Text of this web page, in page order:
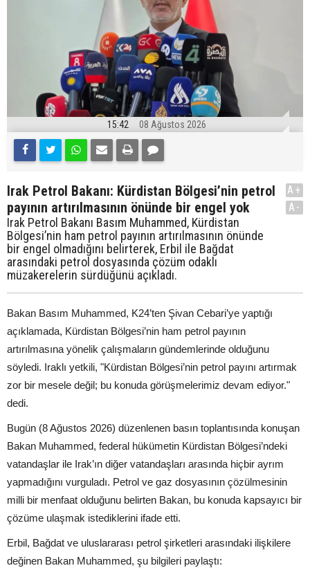
15:42 08 Ağustos 2026
Irak Petrol Bakanı: Kürdistan Bölgesi’nin petrol
payının artırılmasının önünde bir engel yok
Irak Petrol Bakanı Basım Muhammed, Kürdistan
Bölgesi’nin ham petrol payının artırılmasının önünde
bir engel olmadığını belirterek, Erbil ile Bağdat
arasındaki petrol dosyasında çözüm odaklı
müzakerelerin sürdüğünü açıkladı.
A+
A-
Bakan Basım Muhammed, K24’ten Şivan Cebari’ye yaptığı
açıklamada, Kürdistan Bölgesi’nin ham petrol payının
artırılmasına yönelik çalışmaların gündemlerinde olduğunu
söyledi. Iraklı yetkili, "Kürdistan Bölgesi’nin petrol payını artırmak
zor bir mesele değil; bu konuda görüşmelerimiz devam ediyor."
dedi.
Bugün (8 Ağustos 2026) düzenlenen basın toplantısında konuşan
Bakan Muhammed, federal hükümetin Kürdistan Bölgesi’ndeki
vatandaşlar ile Irak’ın diğer vatandaşları arasında hiçbir ayrım
yapmadığını vurguladı. Petrol ve gaz dosyasının çözülmesinin
milli bir menfaat olduğunu belirten Bakan, bu konuda kapsayıcı bir
çözüme ulaşmak istediklerini ifade etti.
Erbil, Bağdat ve uluslararası petrol şirketleri arasındaki ilişkilere
değinen Bakan Muhammed, şu bilgileri paylaştı: